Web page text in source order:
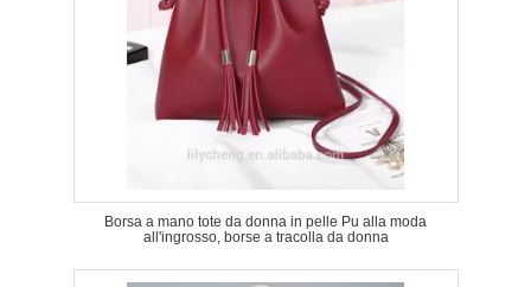
Borsa a mano tote da donna in pelle Pu alla moda
all'ingrosso, borse a tracolla da donna